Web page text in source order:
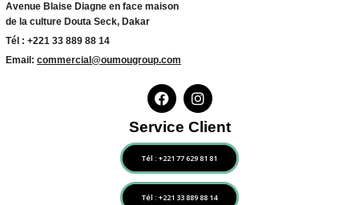
Avenue Blaise Diagne en face maison
de la culture Douta Seck, Dakar
Tél : +221 33 889 88 14
Email: commercial@oumougroup.com
Service Client
Tél : +221 77 629 81 81
Tél : +221 33 889 88 14